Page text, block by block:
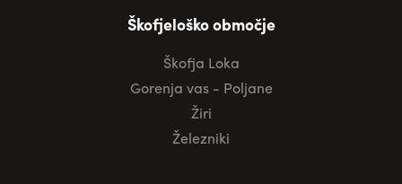
Škofjeloško območje
Škofja Loka
Gorenja vas - Poljane
Žiri
Železniki